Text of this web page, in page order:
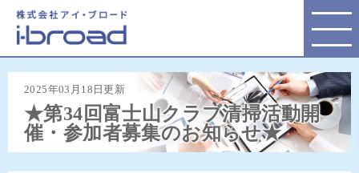
★第34回富士山クラブ清掃活動開
催・参加者募集のお知らせ★
2025年03月18日更新